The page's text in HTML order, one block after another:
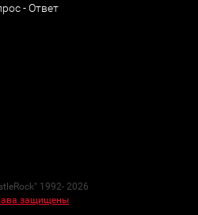
- Ответ
1992- 2026
защищены